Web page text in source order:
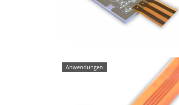
Anwendungen
Technologie
Bügellötanlage mit